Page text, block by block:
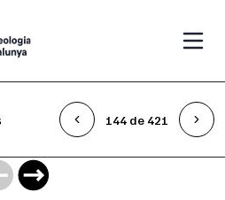
144 de 421